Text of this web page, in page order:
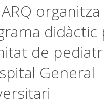
didàctic
de
General